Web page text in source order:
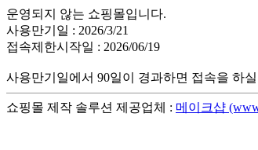
운영되지 않는 쇼핑몰입니다.
사용만기일 : 2026/3/21
접속제한시작일 : 2026/06/19
사용만기일에서 90일이 경과하면 접속을 하
쇼핑몰 제작 솔루션 제공업체 : 메이크샵